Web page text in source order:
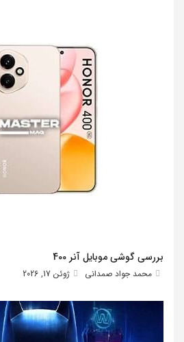
بررسی گوشی موبایل آنر 400
محمد جواد صمدانی ژوئن 17, 2026